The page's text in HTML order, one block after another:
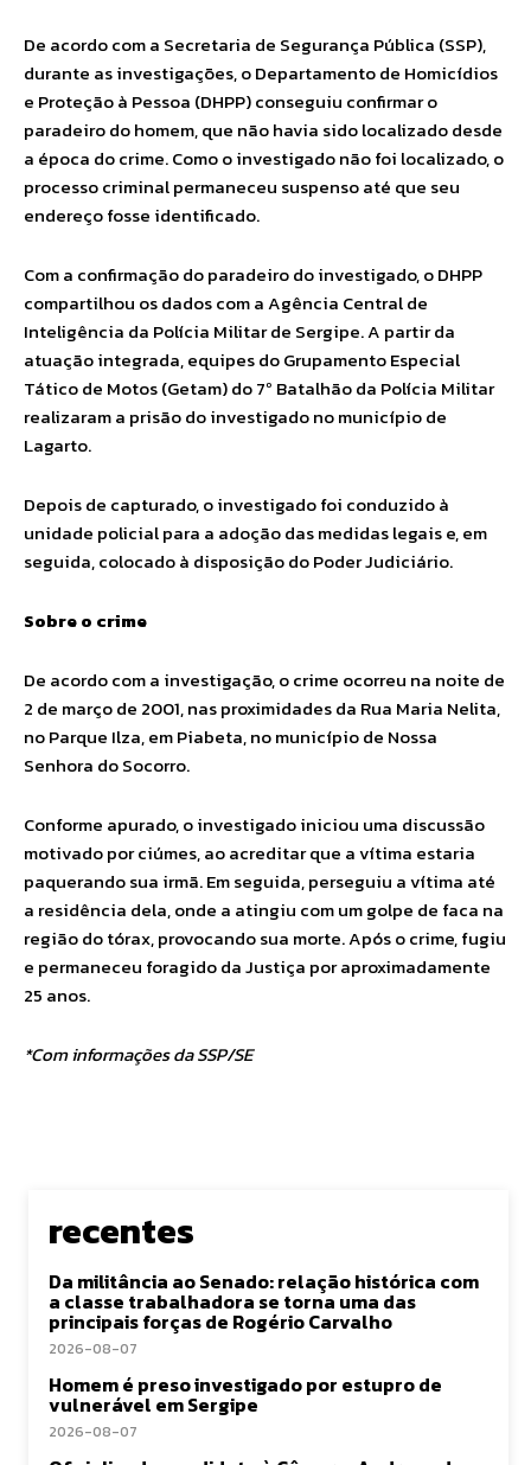
De acordo com a Secretaria de Segurança Pública (SSP),
durante as investigações, o Departamento de Homicídios
e Proteção à Pessoa (DHPP) conseguiu confirmar o
paradeiro do homem, que não havia sido localizado desde
a época do crime. Como o investigado não foi localizado, o
processo criminal permaneceu suspenso até que seu
endereço fosse identificado.
Com a confirmação do paradeiro do investigado, o DHPP
compartilhou os dados com a Agência Central de
Inteligência da Polícia Militar de Sergipe. A partir da
atuação integrada, equipes do Grupamento Especial
Tático de Motos (Getam) do 7º Batalhão da Polícia Militar
realizaram a prisão do investigado no município de
Lagarto.
Depois de capturado, o investigado foi conduzido à
unidade policial para a adoção das medidas legais e, em
seguida, colocado à disposição do Poder Judiciário.
Sobre o crime
De acordo com a investigação, o crime ocorreu na noite de
2 de março de 2001, nas proximidades da Rua Maria Nelita,
no Parque Ilza, em Piabeta, no município de Nossa
Senhora do Socorro.
Conforme apurado, o investigado iniciou uma discussão
motivado por ciúmes, ao acreditar que a vítima estaria
paquerando sua irmã. Em seguida, perseguiu a vítima até
a residência dela, onde a atingiu com um golpe de faca na
região do tórax, provocando sua morte. Após o crime, fugiu
e permaneceu foragido da Justiça por aproximadamente
25 anos.
*Com informações da SSP/SE
recentes
Da militância ao Senado: relação histórica com
a classe trabalhadora se torna uma das
principais forças de Rogério Carvalho
2026-08-07
Homem é preso investigado por estupro de
vulnerável em Sergipe
2026-08-07